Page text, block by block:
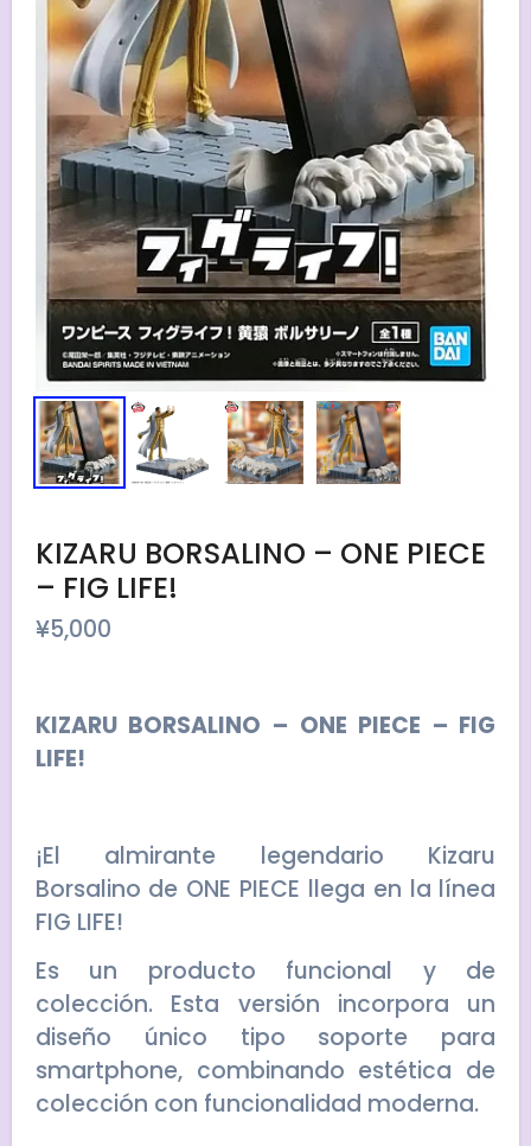
KIZARU BORSALINO – ONE PIECE
– FIG LIFE!
¥5,000
KIZARU BORSALINO – ONE PIECE – FIG
LIFE!
¡El almirante legendario Kizaru
Borsalino de ONE PIECE llega en la línea
FIG LIFE!
Es un producto funcional y de
colección. Esta versión incorpora un
diseño único tipo soporte para
smartphone, combinando estética de
colección con funcionalidad moderna.